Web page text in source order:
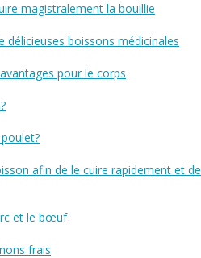
magistralement la bouillie
boissons médicinales
pour le corps
afin de le cuire rapidement et de
et le bœuf
frais